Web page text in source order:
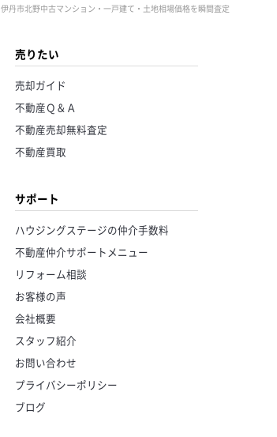
伊丹市北野中古マンション・一戸建て・土地相場価格を瞬間査定
売りたい
売却ガイド
不動産Ｑ＆Ａ
不動産売却無料査定
不動産買取
サポート
ハウジングステージの仲介手数料
不動産仲介サポートメニュー
リフォーム相談
お客様の声
会社概要
スタッフ紹介
お問い合わせ
プライバシーポリシー
ブログ